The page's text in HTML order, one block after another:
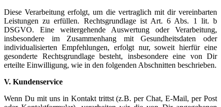
Diese Verarbeitung erfolgt, um die vertraglich mit dir vereinbarten
Leistungen zu erfüllen. Rechtsgrundlage ist Art. 6 Abs. 1 lit. b
DSGVO. Eine weitergehende Auswertung oder Verarbeitung,
insbesondere im Zusammenhang mit Gesundheitsdaten oder
individualisierten Empfehlungen, erfolgt nur, soweit hierfür eine
gesonderte Rechtsgrundlage besteht, insbesondere eine von Dir
erteilte Einwilligung, wie in den folgenden Abschnitten beschrieben.
V. Kundenservice
Wenn Du mit uns in Kontakt trittst (z.B. per Chat, E-Mail, per Post